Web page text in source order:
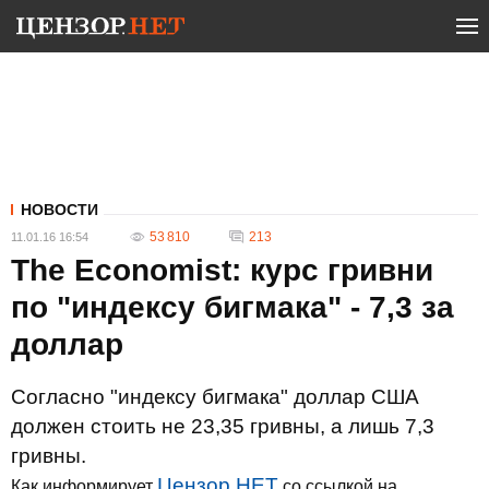
НОВОСТИ
11.01.16 16:54 53 810 213
The Economist: курс гривни
по "индексу бигмака" - 7,3 за
доллар
Согласно "индексу бигмака" доллар США
должен стоить не 23,35 гривны, а лишь 7,3
гривны.